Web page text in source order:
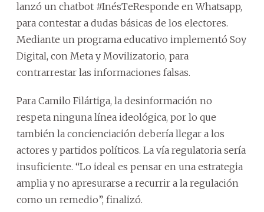
lanzó un chatbot #InésTeResponde en Whatsapp,
para contestar a dudas básicas de los electores.
Mediante un programa educativo implementó Soy
Digital, con Meta y Movilizatorio, para
contrarrestar las informaciones falsas.
Para Camilo Filártiga, la desinformación no
respeta ninguna línea ideológica, por lo que
también la concienciación debería llegar a los
actores y partidos políticos. La vía regulatoria sería
insuficiente. “Lo ideal es pensar en una estrategia
amplia y no apresurarse a recurrir a la regulación
como un remedio”, finalizó.